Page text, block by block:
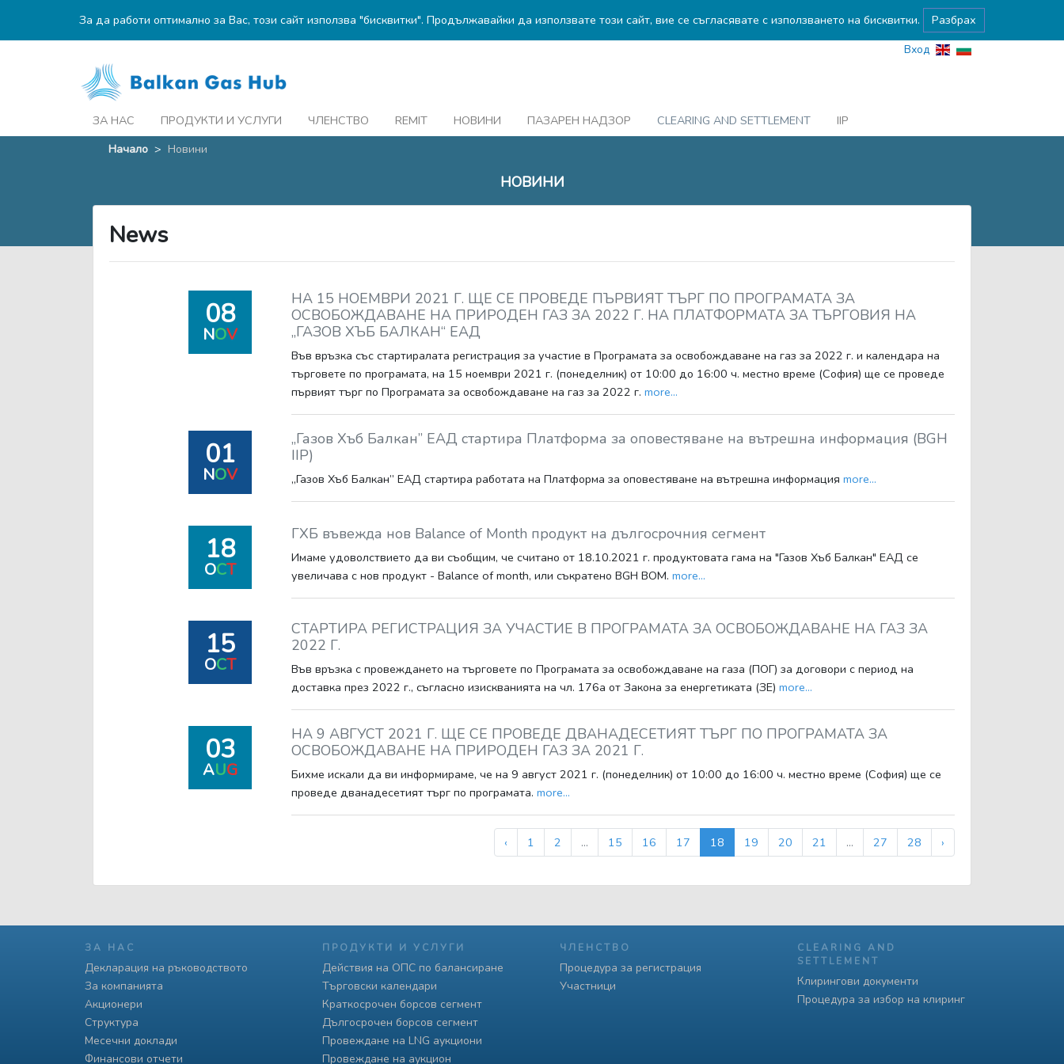
За да работи оптимално за Вас, този сайт използва "бисквитки". Продължавайки да използвате този сайт, вие се съгласявате с използването на бисквитки. Разбрах
Вход
ЗА НАС ПРОДУКТИ И УСЛУГИ ЧЛЕНСТВО REMIT НОВИНИ ПАЗАРЕН НАДЗОР CLEARING AND SETTLEMENT
IIP
Начало > Новини
НОВИНИ
News
08
NOV
НА 15 НОЕМВРИ 2021 Г. ЩЕ СЕ ПРОВЕДЕ ПЪРВИЯТ ТЪРГ ПО ПРОГРАМАТА ЗА
ОСВОБОЖДАВАНЕ НА ПРИРОДЕН ГАЗ ЗА 2022 Г. НА ПЛАТФОРМАТА ЗА ТЪРГОВИЯ НА
„ГАЗОВ ХЪБ БАЛКАН“ ЕАД
Във връзка със стартиралата регистрация за участие в Програмата за освобождаване на газ за 2022 г. и календара на
търговете по програмата, на 15 ноември 2021 г. (понеделник) от 10:00 до 16:00 ч. местно време (София) ще се проведе
първият търг по Програмата за освобождаване на газ за 2022 г. more...
01
NOV
„Газов Хъб Балкан” ЕАД стартира Платформа за оповестяване на вътрешна информация (BGH
IIP)
„Газов Хъб Балкан” ЕАД стартира работата на Платформа за оповестяване на вътрешна информация more...
18
OCT
ГХБ въвежда нов Balance of Month продукт на дългосрочния сегмент
Имаме удоволствието да ви съобщим, че считано от 18.10.2021 г. продуктовата гама на "Газов Хъб Балкан" ЕАД се
увеличава с нов продукт - Balance of month, или съкратено BGH BOM. more...
15
OCT
СТАРТИРА РЕГИСТРАЦИЯ ЗА УЧАСТИЕ В ПРОГРАМАТА ЗА ОСВОБОЖДАВАНЕ НА ГАЗ ЗА
2022 Г.
Във връзка с провеждането на търговете по Програмата за освобождаване на газа (ПОГ) за договори с период на
доставка през 2022 г., съгласно изискванията на чл. 176а от Закона за енергетиката (ЗЕ) more...
03
AUG
НА 9 АВГУСТ 2021 Г. ЩЕ СЕ ПРОВЕДЕ ДВАНАДЕСЕТИЯТ ТЪРГ ПО ПРОГРАМАТА ЗА
ОСВОБОЖДАВАНЕ НА ПРИРОДЕН ГАЗ ЗА 2021 Г.
Бихме искали да ви информираме, че на 9 август 2021 г. (понеделник) от 10:00 до 16:00 ч. местно време (София) ще се
проведе дванадесетият търг по програмата. more...
‹ 1 2 ... 15 16 17 18 19 20 21 ... 27 28 ›
ЗА НАС
Декларация на ръководството
За компанията
Акционери
Структура
Месечни доклади
Финансови отчети
ПРОДУКТИ И УСЛУГИ
Действия на ОПС по балансиране
Търговски календари
Краткосрочен борсов сегмент
Дългосрочен борсов сегмент
Провеждане на LNG аукциони
Провеждане на аукцион
ЧЛЕНСТВО
Процедура за регистрация
Участници
CLEARING AND
SETTLEMENT
Клирингови документи
Процедура за избор на клиринг